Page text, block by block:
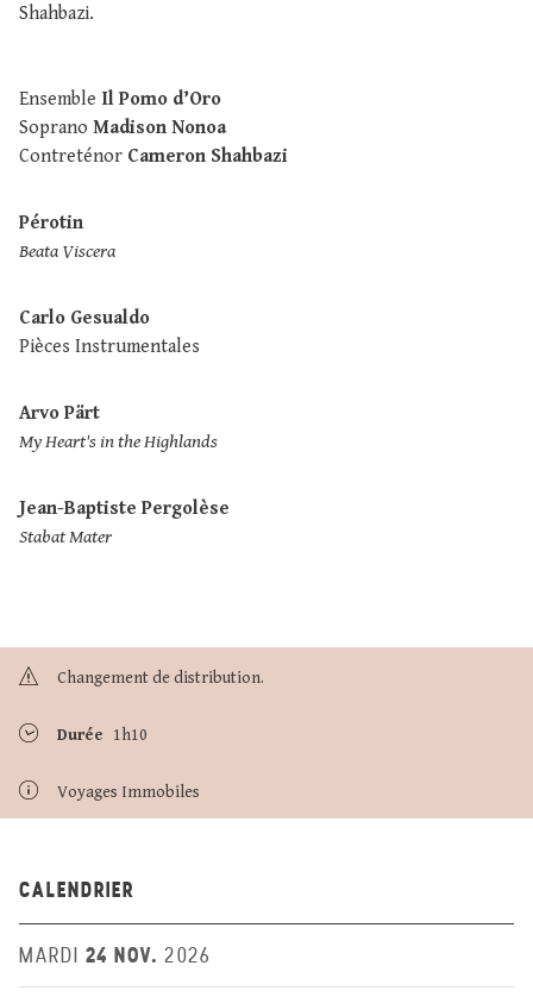
Shahbazi.
Ensemble Il Pomo d’Oro
Soprano Madison Nonoa
Contreténor Cameron Shahbazi
Pérotin
Beata Viscera
Carlo Gesualdo
Pièces Instrumentales
Arvo Pärt
My Heart's in the Highlands
Jean-Baptiste Pergolèse
Stabat Mater
Changement de distribution.
Durée 1h10
Voyages Immobiles
CALENDRIER
MARDI 24 NOV. 2026